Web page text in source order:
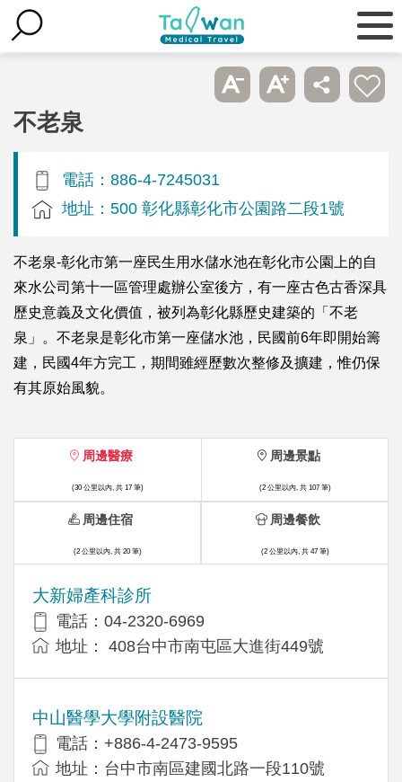
不老泉
電話：886-4-7245031
地址：500 彰化縣彰化市公園路二段1號
不老泉-彰化市第一座民生用水儲水池在彰化市公園上的自
來水公司第十一區管理處辦公室後方，有一座古色古香深具
歷史意義及文化價值，被列為彰化縣歷史建築的「不老
泉」。不老泉是彰化市第一座儲水池，民國前6年即開始籌
建，民國4年方完工，期間雖經歷數次整修及擴建，惟仍保
有其原始風貌。
周邊醫療
(30 公里以內, 共 17 筆)
大新婦產科診所
電話：04-2320-6969
地址： 408台中市南屯區大進街449號
中山醫學大學附設醫院
電話：+886-4-2473-9595
地址：台中市南區建國北路一段110號
周邊景點
(2 公里以內, 共 107 筆)
周邊住宿
(2 公里以內, 共 20 筆)
周邊餐飲
(2 公里以內, 共 47 筆)